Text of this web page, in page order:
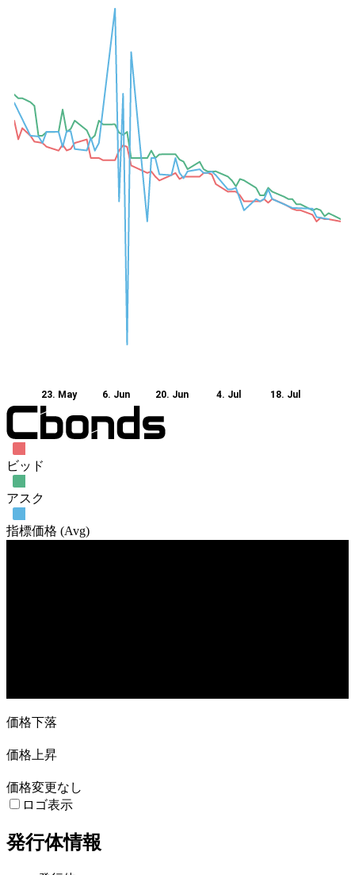
23. May 6. Jun 20. Jun 4. Jul 18. Jul
ビッド
アスク
指標価格 (Avg)
価格下落
価格上昇
価格変更なし
ロゴ表示
発行体情報